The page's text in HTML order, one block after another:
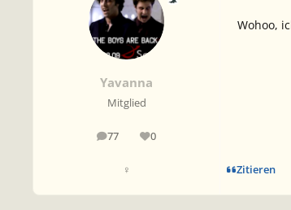
Yavanna
Mitglied
77
Beiträge 0
Reputation
♀
Wohoo,
Zitieren